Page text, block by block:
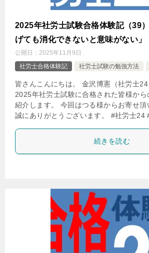
2025年社労士試験合格体験記（39
げても消化できないと意味がない」
公開日： 2025年11月9日
社労士合格体験記
社労士試験の勉強方法
皆さんこんにちは。 金沢博憲（社労士24
2025年社労士試験に合格された皆様か
紹介します。 今回はつる様からお寄せ頂
誠にありがとうございます。 #社労士
続きを読む